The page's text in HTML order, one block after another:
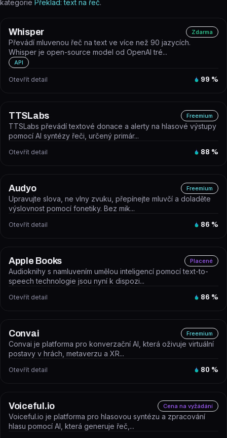
kategorie Překlad: text na řeč.
Whisper Zdarma
Převádí mluvenou řeč na text ve více než 90 jazycích.
Whisper je open-source model od OpenAI tré...
API
Otevřít detail 99 %
TTSLabs Freemium
TTSLabs převádí textové donace a alerty na hlasové výstupy
pomocí AI syntézy řeči, určený primár...
Otevřít detail 88 %
Audyo Freemium
Upravujte slova, ne vlny zvuku, přepínejte mluvčí a doladěte
výslovnost pomocí fonetiky. Bez mik...
Otevřít detail 86 %
Apple Books Placené
Audioknihy s namluvením umělou inteligencí pomocí text-to-
speech technologie jsou nyní k dispozi...
Otevřít detail 86 %
Convai Freemium
Convai je platforma pro konverzační AI, která oživuje virtuální
postavy v hrách, metaverzu a XR...
Otevřít detail 80 %
Voiceful.io Cena na vyžádání
Voiceful.io je platforma pro hlasovou syntézu a zpracování
hlasu pomocí AI, která generuje řeč,...